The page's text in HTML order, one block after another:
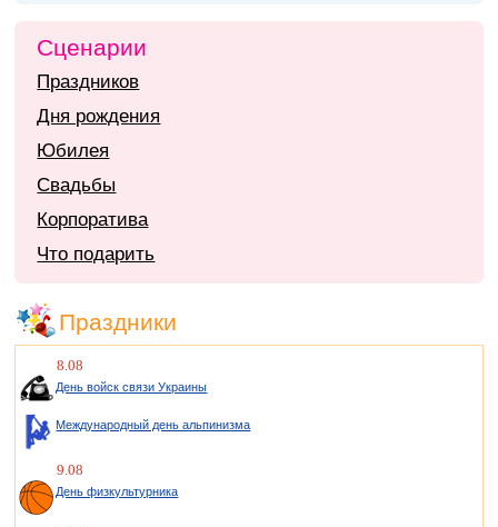
Сценарии
Праздников
Дня рождения
Юбилея
Свадьбы
Корпоратива
Что подарить
Праздники
8.08
День войск связи Украины
Международный день альпинизма
9.08
День физкультурника